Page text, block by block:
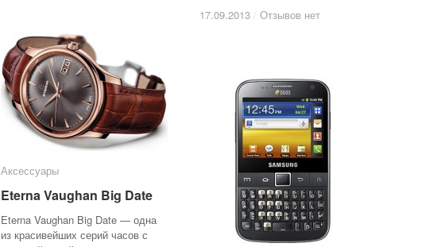
17.09.2013 / Отзывов нет
17.09.2013 / Отзывов нет
Аксессуары
Eterna Vaughan Big Date
Eterna Vaughan Big Date — одна
из красивейших серий часов с
Аксессуары
Eterna Vaughan Big Date